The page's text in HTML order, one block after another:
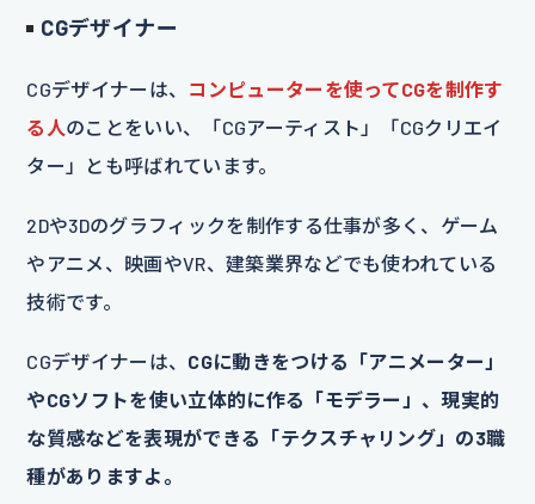
CGデザイナー
CGデザイナーは、 コンピューターを使ってCGを制作す
る人のことをいい、「CGアーティスト」「CGクリエイ
ター」とも呼ばれています。
2Dや3Dのグラフィックを制作する仕事が多く、ゲーム
やアニメ、映画やVR、建築業界などでも使われている
技術です。
CGデザイナーは、 CGに動きをつける「アニメーター」
やCGソフトを使い立体的に作る「モデラー」、現実的
な質感などを表現ができる「テクスチャリング」の3職
種がありますよ。